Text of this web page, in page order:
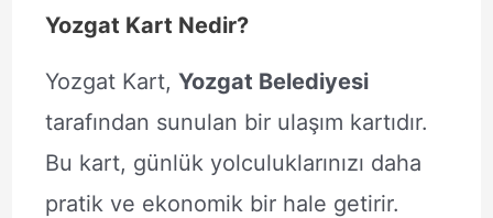
Yozgat Kart Nedir?
Yozgat Kart, Yozgat Belediyesi
tarafından sunulan bir ulaşım kartıdır.
Bu kart, günlük yolculuklarınızı daha
pratik ve ekonomik bir hale getirir.